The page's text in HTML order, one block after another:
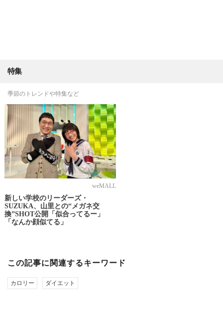
特集
季節のトレンドや特集など
weMALL
新しい学校のリーダーズ・
SUZUKA、山里との“メガネ交
換”SHOT公開「似合ってるー」
「なんか顔似てる」
この記事に関連するキーワード
カロリー ダイエット